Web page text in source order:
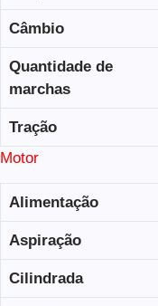
Câmbio
Quantidade de
marchas
Tração
Motor
Alimentação
Aspiração
Cilindrada